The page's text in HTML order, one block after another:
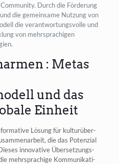
Durch die För­de­rung
die gemein­sa­me Nut­zung von
die ver­ant­wor­tungs­vol­le und
von mehr­spra­chi­gen
: Metas
und das
Einheit
Lösung für kul­tur­über­
die das Poten­zi­al
inno­va­ti­ve Über­set­zungs­
mehr­spra­chi­ge Kom­mu­ni­ka­ti­